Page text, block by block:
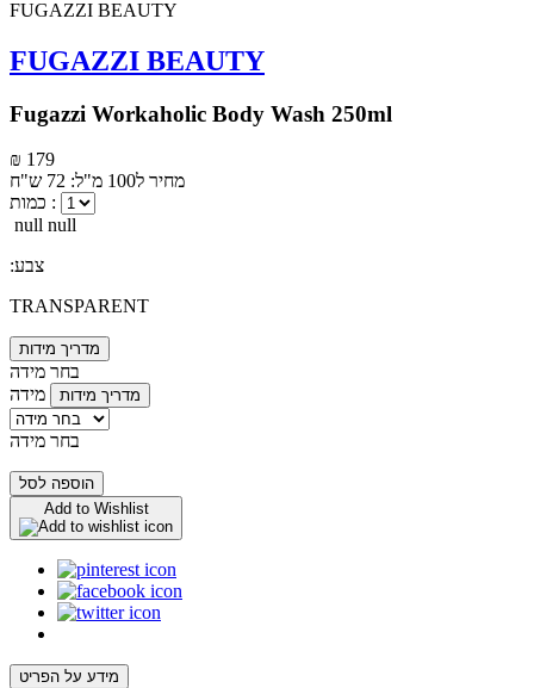
FUGAZZI BEAUTY
Fugazzi Workaholic Body Wash 250ml
₪ 179
מחיר ל100 מ"ל: 72 ש"ח
כמות :
null null
:צבע
TRANSPARENT
מדריך מידות
בחר מידה
מידה
מדריך מידות
בחר מידה
הוספה לסל
Add to Wishlist
מידע על הפריט